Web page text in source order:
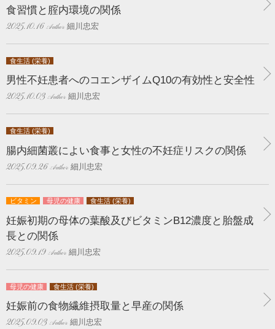
食習慣と腟内環境の関係
2025.10.16 細川忠宏
食生活 (栄養)
男性不妊患者へのコエンザイムQ10の有効性と安全性
2025.10.03 細川忠宏
食生活 (栄養)
腸内細菌叢によい食事と女性の不妊症リスクの関係
2025.09.26 細川忠宏
ビタミン 母児の健康 食生活 (栄養)
妊娠初期の母体の葉酸及びビタミンB12濃度と胎盤成
長との関係
2025.09.19 細川忠宏
母児の健康 食生活 (栄養)
妊娠前の食物繊維摂取量と早産の関係
2025.09.03 細川忠宏